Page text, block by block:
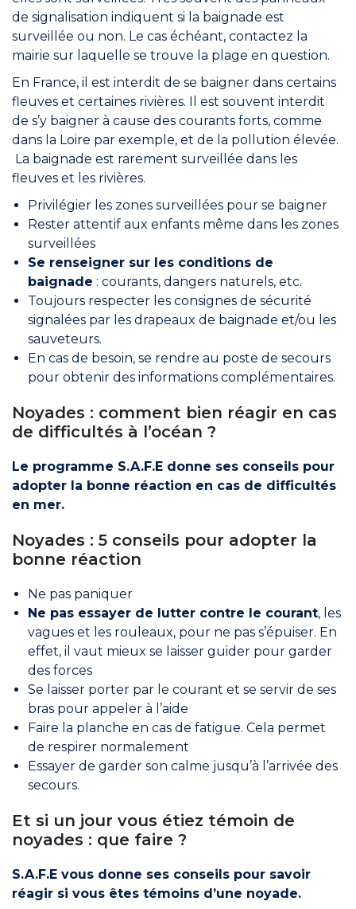
de signalisation indiquent si la baignade est
surveillée ou non. Le cas échéant, contactez la
mairie sur laquelle se trouve la plage en question.
En France, il est interdit de se baigner dans certains
fleuves et certaines rivières. Il est souvent interdit
de s’y baigner à cause des courants forts, comme
dans la Loire par exemple, et de la pollution élevée.
La baignade est rarement surveillée dans les
fleuves et les rivières.
Privilégier les zones surveillées pour se baigner
Rester attentif aux enfants même dans les zones
surveillées
Se renseigner sur les conditions de
baignade : courants, dangers naturels, etc.
Toujours respecter les consignes de sécurité
signalées par les drapeaux de baignade et/ou les
sauveteurs.
En cas de besoin, se rendre au poste de secours
pour obtenir des informations complémentaires.
Noyades : comment bien réagir en cas
de difficultés à l’océan ?
Le programme S.A.F.E donne ses conseils pour
adopter la bonne réaction en cas de difficultés
en mer.
Noyades : 5 conseils pour adopter la
bonne réaction
Ne pas paniquer
Ne pas essayer de lutter contre le courant, les
vagues et les rouleaux, pour ne pas s’épuiser. En
effet, il vaut mieux se laisser guider pour garder
des forces
Se laisser porter par le courant et se servir de ses
bras pour appeler à l’aide
Faire la planche en cas de fatigue. Cela permet
de respirer normalement
Essayer de garder son calme jusqu’à l’arrivée des
secours.
Et si un jour vous étiez témoin de
noyades : que faire ?
S.A.F.E vous donne ses conseils pour savoir
réagir si vous êtes témoins d’une noyade.